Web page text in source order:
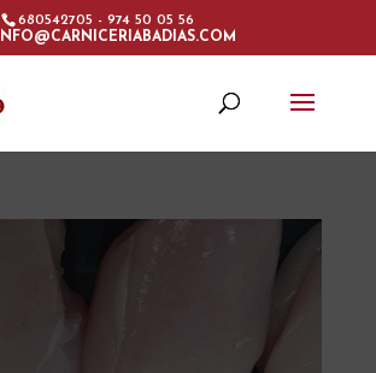
680542705 - 974 50 05 56
INFO@CARNICERIABADIAS.COM